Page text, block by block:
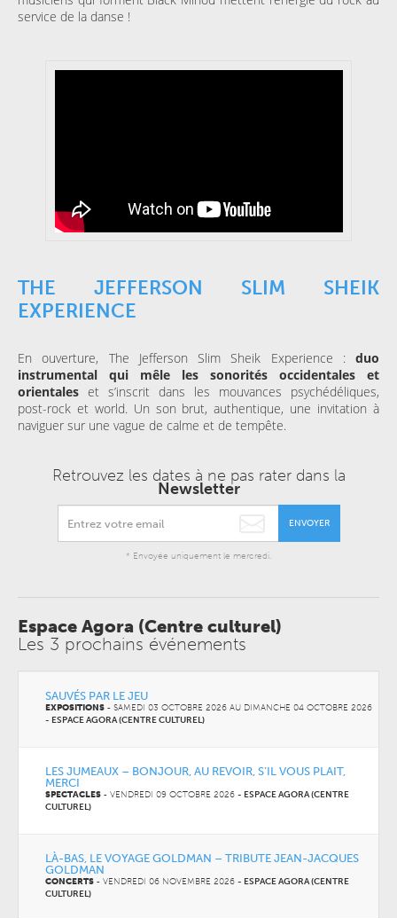
service de la danse !
THE JEFFERSON SLIM SHEIK
EXPERIENCE
En ouverture, The Jefferson Slim Sheik Experience : duo
instrumental qui mêle les sonorités occidentales et
orientales et s’inscrit dans les mouvances psychédéliques,
post-rock et world. Un son brut, authentique, une invitation à
naviguer sur une vague de calme et de tempête.
Retrouvez les dates à ne pas rater dans la
Newsletter
ENVOYER
* Envoyée uniquement le mercredi.
Espace Agora (Centre culturel)
Les 3 prochains événements
SAUVÉS PAR LE JEU
EXPOSITIONS - SAMEDI 03 OCTOBRE 2026 AU DIMANCHE 04 OCTOBRE 2026
- ESPACE AGORA (CENTRE CULTUREL)
LES JUMEAUX – BONJOUR, AU REVOIR, S’IL VOUS PLAIT,
MERCI
SPECTACLES - VENDREDI 09 OCTOBRE 2026 - ESPACE AGORA (CENTRE
CULTUREL)
LÀ-BAS, LE VOYAGE GOLDMAN – TRIBUTE JEAN-JACQUES
GOLDMAN
CONCERTS - VENDREDI 06 NOVEMBRE 2026 - ESPACE AGORA (CENTRE
CULTUREL)